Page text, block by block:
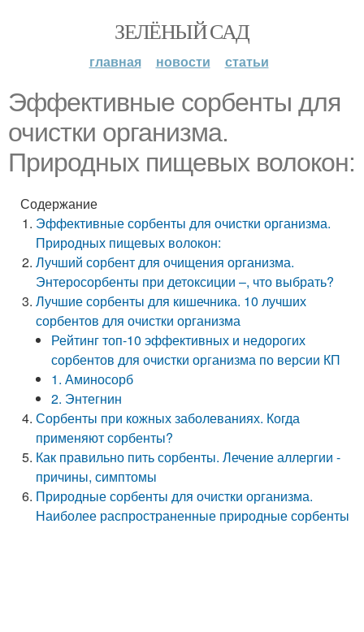
ЗЕЛЁНЫЙ САД
главная новости статьи
Эффективные сорбенты для
очистки организма.
Природных пищевых волокон:
Содержание
Эффективные сорбенты для очистки организма.
Природных пищевых волокон:
Лучший сорбент для очищения организма.
Энтеросорбенты при детоксиции –, что выбрать?
Лучшие сорбенты для кишечника. 10 лучших
сорбентов для очистки организма
Рейтинг топ-10 эффективных и недорогих
сорбентов для очистки организма по версии КП
1. Аминосорб
2. Энтегнин
Сорбенты при кожных заболеваниях. Когда
применяют сорбенты?
Как правильно пить сорбенты. Лечение аллергии -
причины, симптомы
Природные сорбенты для очистки организма.
Наиболее распространенные природные сорбенты